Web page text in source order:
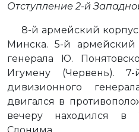
Отступление 2-й
8-й армейский корпус
Минска. 5-й армейский
генерала Ю.
Игумену (Червень).
дивизионного
двигался в
вечеру находился в